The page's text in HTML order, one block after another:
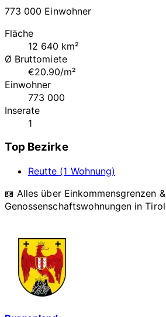
773 000 Einwohner
Fläche
12 640 km²
Ø Bruttomiete
€20.90/m²
Einwohner
773 000
Inserate
1
Top Bezirke
Reutte (1 Wohnung)
📖 Alles über Einkommensgrenzen &
Genossenschaftswohnungen inTirol